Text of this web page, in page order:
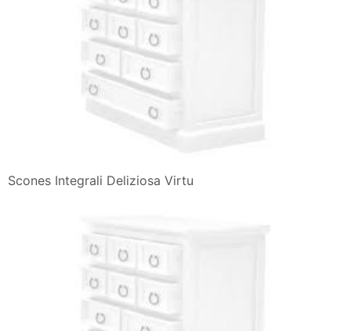
Scones Integrali Deliziosa Virtu